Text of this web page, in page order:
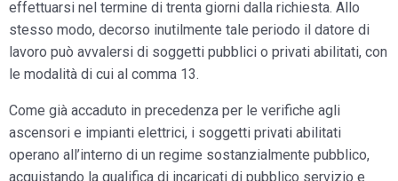
effettuarsi nel termine di trenta giorni dalla richiesta. Allo
stesso modo, decorso inutilmente tale periodo il datore di
lavoro può avvalersi di soggetti pubblici o privati abilitati, con
le modalità di cui al comma 13.
Come già accaduto in precedenza per le verifiche agli
ascensori e impianti elettrici, i soggetti privati abilitati
operano all’interno di un regime sostanzialmente pubblico,
acquistando la qualifica di incaricati di pubblico servizio e